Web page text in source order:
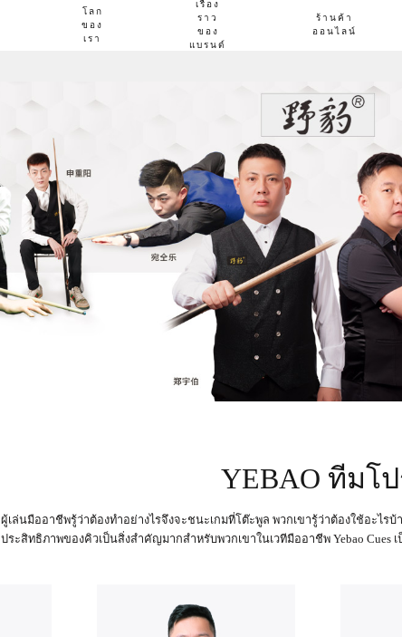
โลก
ของ
เรา
เรื่อง
ราว
ของ
แบรนด์
ร้านค้า
ออนไลน์
YEBAO ทีมโ
ผู้เล่นมืออาชีพรู้ว่าต้องทำอย่างไรจึงจะชนะเกมที่โต๊ะพูล พวกเขารู้ว่าต้องใช้อะไร
ประสิทธิภาพของคิวเป็นสิ่งสำคัญมากสำหรับพวกเขาในเวทีมืออาชีพ Yebao Cues